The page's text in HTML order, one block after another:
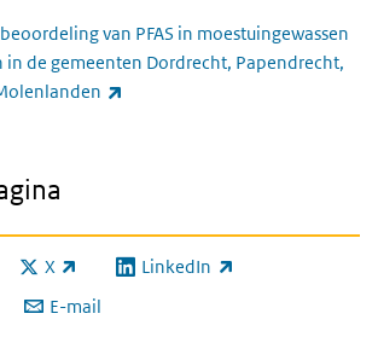
van PFAS in moestuingewassen
in de gemeenten Dordrecht, Papendrecht,
X
(externe link) LinkedIn
(externe link)
E-mail